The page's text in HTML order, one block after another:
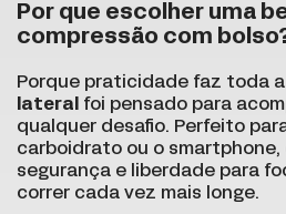
Por que escolher uma
compressão com
Porque praticidade faz toda
lateral
foi pensado para
qualquer desafio. Perfeito
carboidrato ou o smartphone,
segurança e liberdade para
correr cada vez mais longe.